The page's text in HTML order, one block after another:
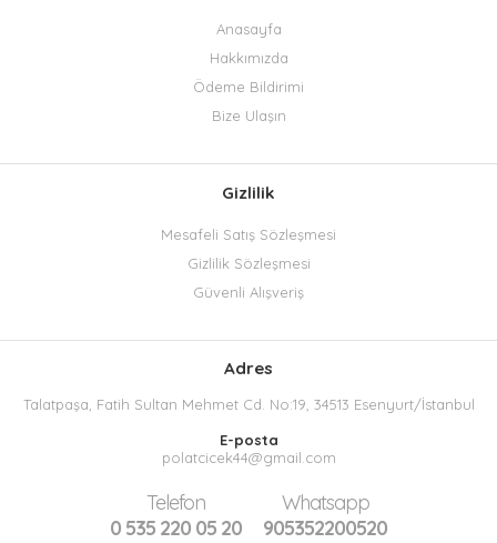
Anasayfa
Hakkımızda
Ödeme Bildirimi
Bize Ulaşın
Gizlilik
Mesafeli Satış Sözleşmesi
Gizlilik Sözleşmesi
Güvenli Alışveriş
Adres
Talatpaşa, Fatih Sultan Mehmet Cd. No:19, 34513 Esenyurt/İstanbul
E-posta
polatcicek44@gmail.com
Telefon
0 535 220 05 20
Whatsapp
905352200520